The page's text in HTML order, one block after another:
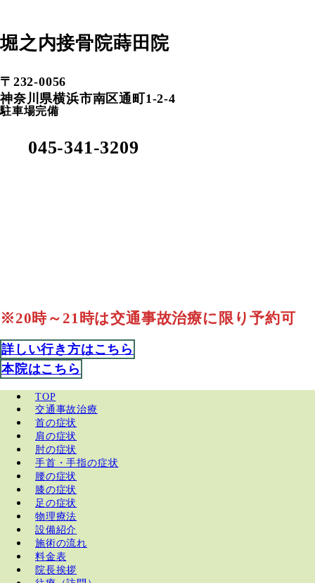
堀之内接骨院蒔田院
〒232-0056
神奈川県横浜市南区通町1-2-4
駐車場完備
045-341-3209
※20時～21時は交通事故治療に限り予約可
詳しい行き方はこちら
本院はこちら
TOP
交通事故治療
首の症状
肩の症状
肘の症状
手首・手指の症状
腰の症状
膝の症状
足の症状
物理療法
設備紹介
施術の流れ
料金表
院長挨拶